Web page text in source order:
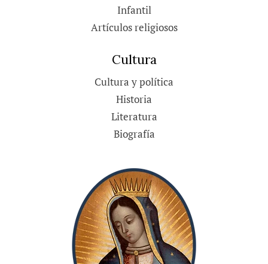
Infantil
Artículos religiosos
Cultura
Cultura y política
Historia
Literatura
Biografía